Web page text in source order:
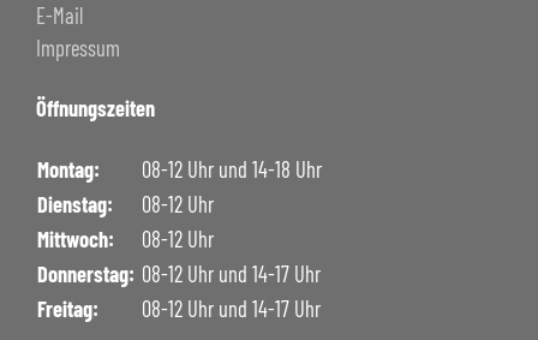
E-Mail
Impressum
Öffnungszeiten
Montag:
08-12 Uhr und 14-18 Uhr
Dienstag:
08-12 Uhr
Mittwoch:
08-12 Uhr
Donnerstag: 08-12 Uhr und 14-17 Uhr
Freitag:
08-12 Uhr und 14-17 Uhr